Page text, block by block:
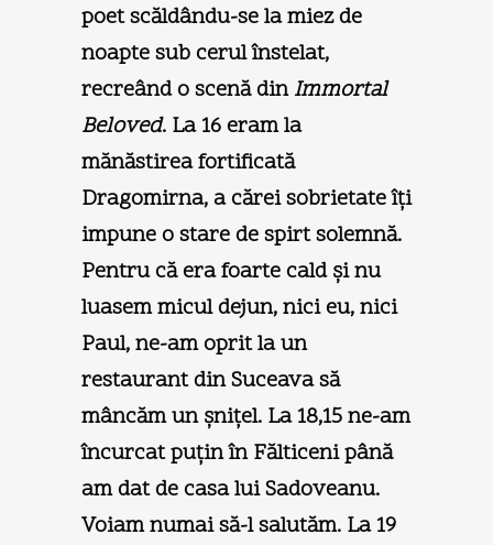
poet scăldându-se la miez de
noapte sub cerul înstelat,
recreând o scenă dinImmortal
Beloved. La 16 eram la
mănăstirea fortificată
Dragomirna, a cărei sobrietate îţi
impune o stare de spirt solemnă.
Pentru că era foarte cald şi nu
luasem micul dejun, nici eu, nici
Paul, ne-am oprit la un
restaurant din Suceava să
mâncăm un şniţel. La 18,15 ne-am
încurcat puţin în Fălticeni până
am dat de casa lui Sadoveanu.
Voiam numai să-l salutăm. La 19